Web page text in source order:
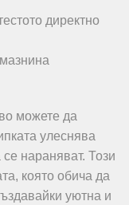
директно
можете да
улеснява
нараняват. Този
която обича да
уютна и